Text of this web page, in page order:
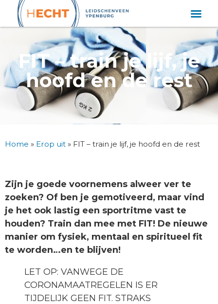
FIT – train je lijf, je
hoofd en de rest
Home » Erop uit » FIT – train je lijf, je hoofd en de rest
Zijn je goede voornemens alweer ver te
zoeken? Of ben je gemotiveerd, maar vind
je het ook lastig een sportritme vast te
houden? Train dan mee met FIT! De nieuwe
manier om fysiek, mentaal en spiritueel fit
te worden…en te blijven!
LET OP: VANWEGE DE
CORONAMAATREGELEN IS ER
TIJDELIJK GEEN FIT. STRAKS